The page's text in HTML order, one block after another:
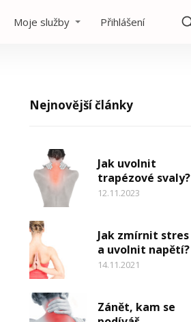
Moje služby Přihlášení
Nejnovější články
Jak uvolnit
trapézové svaly?
12.11.2023
Jak zmírnit stres
a uvolnit napětí?
14.11.2021
Zánět, kam se